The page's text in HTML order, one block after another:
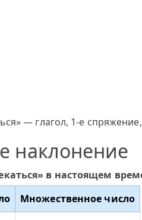
— глагол, 1-е
наклонение
в настоящем
Множественное число